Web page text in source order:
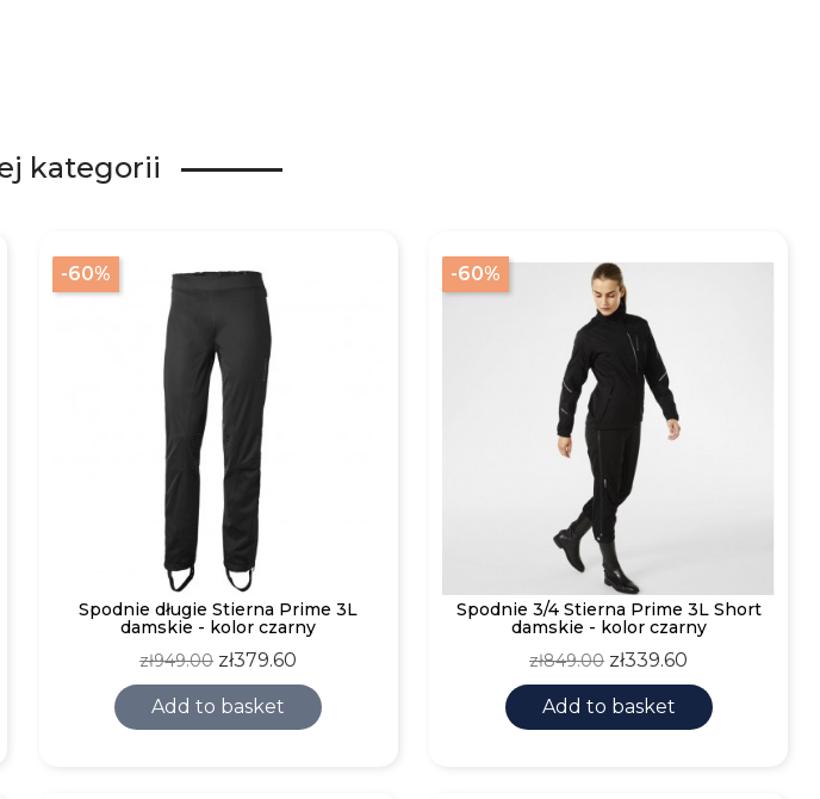
kategorii
-60%
Spodnie długie Stierna Prime 3L
damskie - kolor czarny
Regular
price
zł949.00 Price
zł379.60
Add to basket
-60%
Spodnie 3/4 Stierna Prime 3L Short
damskie - kolor czarny
Regular
price
zł849.00 Price
zł339.60
Add to basket